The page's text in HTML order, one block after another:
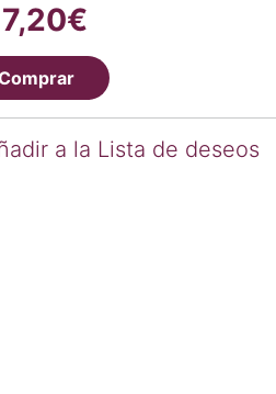
7,20€
a la Lista de deseos